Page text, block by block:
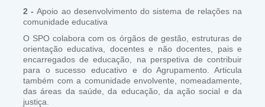
2 -Apoio ao desenvolvimento do sistema de relações na
comunidade educativa
O SPO colabora com os órgãos de gestão, estruturas de
orientação educativa, docentes e não docentes, pais e
encarregados de educação, na perspetiva de contribuir
para o sucesso educativo e do Agrupamento. Articula
também com a comunidade envolvente, nomeadamente,
das áreas da saúde, da educação, da ação social e da
justiça.